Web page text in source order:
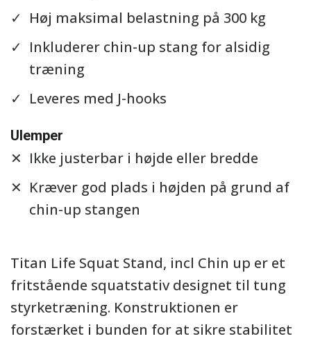
Titan Life Squat Stand, incl Chin up er et
fritstående squatstativ designet til tung
styrketræning. Konstruktionen er
forstærket i bunden for at sikre stabilitet
Høj maksimal belastning på 300 kg
Inkluderer chin-up stang for alsidig
træning
Leveres med J-hooks
Ulemper
Ikke justerbar i højde eller bredde
Kræver god plads i højden på grund af
chin-up stangen